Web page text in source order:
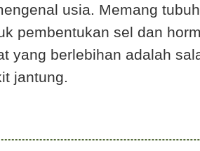
usia. Memang
pembentukan sel dan
yang berlebihan adalah
jantung.